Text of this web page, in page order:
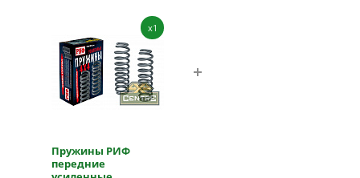
x1
Пружины РИФ
передние